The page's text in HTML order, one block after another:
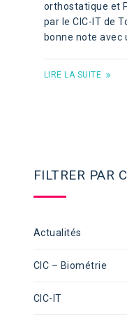
orthostatique et
par le CIC-IT de
bonne note avec
LIRE LA SUITE
FILTRER PAR
Actualités
CIC – Biométrie
CIC-IT